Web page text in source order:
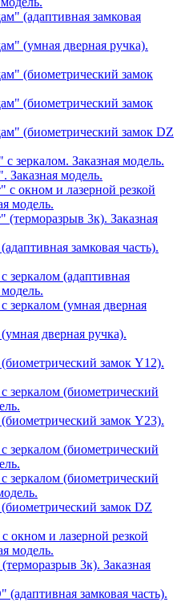
(адаптивная замковая
(умная дверная ручка).
(биометрический замок
(биометрический замок
(биометрический замок DZ
зеркалом. Заказная модель.
Заказная модель.
с окном и лазерной резкой
модель.
(терморазрыв 3к). Заказная
замковая часть).
зеркалом (адаптивная
модель.
зеркалом (умная дверная
дверная ручка).
замок Y12).
зеркалом (биометрический
замок Y23).
зеркалом (биометрический
зеркалом (биометрический
замок DZ
окном и лазерной резкой
модель.
3к). Заказная
замковая часть).